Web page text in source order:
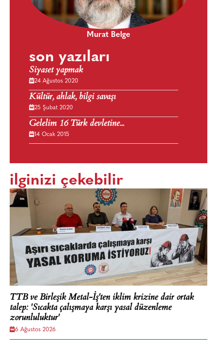
Murat Belge
son yazıları
Siyaset yapmak
24 Ağustos 2020
Kültür, ahlak, bilgi savaşı
25 Şubat 2020
Gelelim 16 Türk devletine...
14 Ocak 2015
ilginizi çekebilir
TTB ve Birleşik Metal-İş'ten iklim krizine dair ortak
talep: 'Sıcakta çalışmaya karşı yasal düzenleme
zorunluluktur'
6 Ağustos 2026